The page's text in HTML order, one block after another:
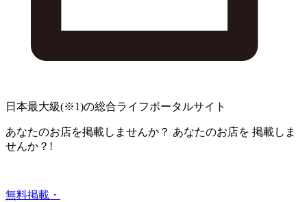
日本最大級(※1)の総合ライフポータルサイト
あなたのお店を掲載しませんか？ あなたのお店を 掲載しま
せんか？!
無料掲載・